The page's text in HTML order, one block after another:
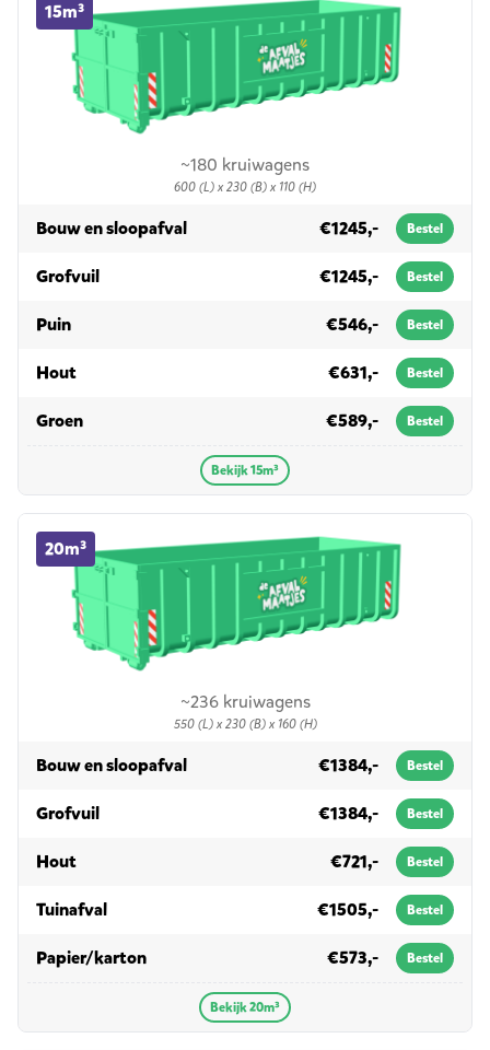
~180 kruiwagens
600 (L) x 230 (B) x 110 (H)
15m³
Bouw en sloopafvalin 15m³ €1245,- Bestel
Grofvuilin 15m³ €1245,- Bestel
Puinin 15m³ €546,- Bestel
Houtin 15m³ €631,- Bestel
Groenin 15m³ €589,- Bestel
Bekijk 15m³
~236 kruiwagens
550 (L) x 230 (B) x 160 (H)
20m³
20m³ container huren
Bouw en sloopafvalin 20m³ €1384,- Bestel
Grofvuilin 20m³ €1384,- Bestel
Houtin 20m³ €721,- Bestel
Tuinafvalin 20m³ €1505,- Bestel
Papier/kartonin 20m³ €573,- Bestel
Bekijk 20m³